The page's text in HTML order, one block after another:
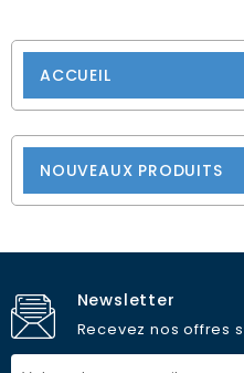
ACCUEIL
NOUVEAUX PRODUITS
Newsletter
Recevez nos offres